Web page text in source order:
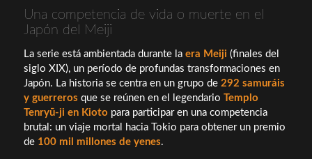
Una competencia de vida o muerte en el
Japón del Meiji
La serie está ambientada durante la era Meiji (finales del
siglo XIX), un período de profundas transformaciones en
Japón. La historia se centra en un grupo de 292 samuráis
y guerreros que se reúnen en el legendario Templo
Tenryū-ji en Kioto para participar en una competencia
brutal: un viaje mortal hacia Tokio para obtener un premio
de 100 mil millones de yenes.